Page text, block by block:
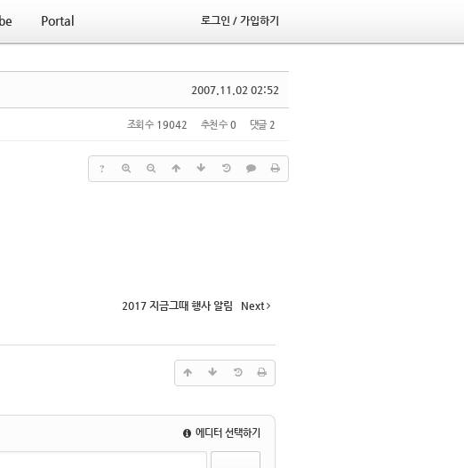
Portal 로그인 / 가입하기
2007.11.02 02:52
조회 수 19042 추천 수 0 댓글 2
?
2017 지금그때 행사 알림 Next
에디터 선택하기